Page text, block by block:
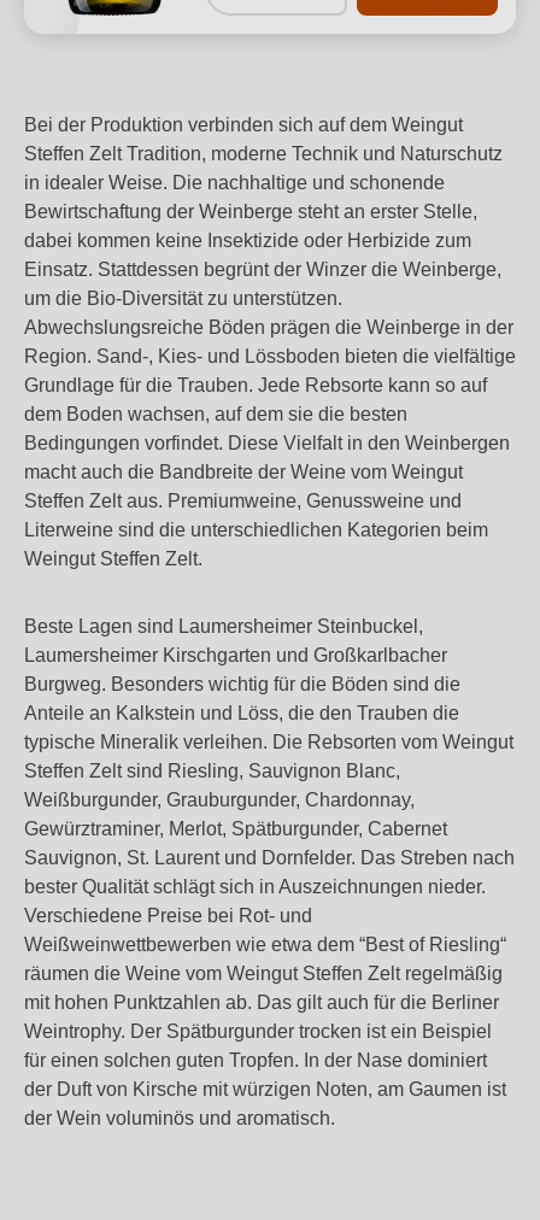
Bei der Produktion verbinden sich auf dem Weingut
Steffen Zelt Tradition, moderne Technik und Naturschutz
in idealer Weise. Die nachhaltige und schonende
Bewirtschaftung der Weinberge steht an erster Stelle,
dabei kommen keine Insektizide oder Herbizide zum
Einsatz. Stattdessen begrünt der Winzer die Weinberge,
um die Bio-Diversität zu unterstützen.
Abwechslungsreiche Böden prägen die Weinberge in der
Region. Sand-, Kies- und Lössboden bieten die vielfältige
Grundlage für die Trauben. Jede Rebsorte kann so auf
dem Boden wachsen, auf dem sie die besten
Bedingungen vorfindet. Diese Vielfalt in den Weinbergen
macht auch die Bandbreite der Weine vom Weingut
Steffen Zelt aus. Premiumweine, Genussweine und
Literweine sind die unterschiedlichen Kategorien beim
Weingut Steffen Zelt.
Beste Lagen sind Laumersheimer Steinbuckel,
Laumersheimer Kirschgarten und Großkarlbacher
Burgweg. Besonders wichtig für die Böden sind die
Anteile an Kalkstein und Löss, die den Trauben die
typische Mineralik verleihen. Die Rebsorten vom Weingut
Steffen Zelt sind Riesling, Sauvignon Blanc,
Weißburgunder, Grauburgunder, Chardonnay,
Gewürztraminer, Merlot, Spätburgunder, Cabernet
Sauvignon, St. Laurent und Dornfelder. Das Streben nach
bester Qualität schlägt sich in Auszeichnungen nieder.
Verschiedene Preise bei Rot- und
Weißweinwettbewerben wie etwa dem “Best of Riesling“
räumen die Weine vom Weingut Steffen Zelt regelmäßig
mit hohen Punktzahlen ab. Das gilt auch für die Berliner
Weintrophy. Der Spätburgunder trocken ist ein Beispiel
für einen solchen guten Tropfen. In der Nase dominiert
der Duft von Kirsche mit würzigen Noten, am Gaumen ist
der Wein voluminös und aromatisch.